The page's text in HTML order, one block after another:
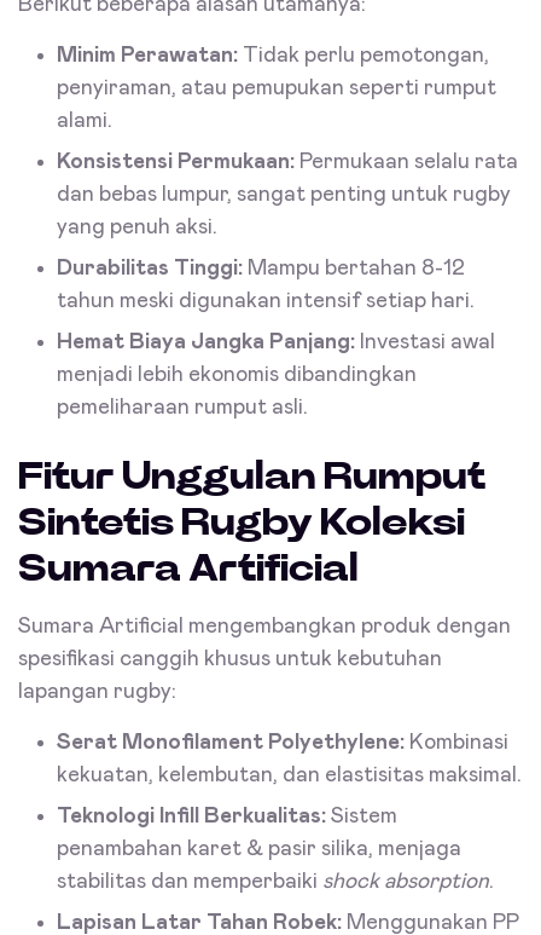
Berikut beberapa alasan utamanya:
Minim Perawatan: Tidak perlu pemotongan,
penyiraman, atau pemupukan seperti rumput
alami.
Konsistensi Permukaan: Permukaan selalu rata
dan bebas lumpur, sangat penting untuk rugby
yang penuh aksi.
Durabilitas Tinggi: Mampu bertahan 8-12
tahun meski digunakan intensif setiap hari.
Hemat Biaya Jangka Panjang: Investasi awal
menjadi lebih ekonomis dibandingkan
pemeliharaan rumput asli.
Fitur Unggulan Rumput
Sintetis Rugby Koleksi
Sumara Artificial
Sumara Artificial mengembangkan produk dengan
spesifikasi canggih khusus untuk kebutuhan
lapangan rugby:
Serat Monofilament Polyethylene: Kombinasi
kekuatan, kelembutan, dan elastisitas maksimal.
Teknologi Infill Berkualitas: Sistem
penambahan karet & pasir silika, menjaga
stabilitas dan memperbaiki shock absorption.
Lapisan Latar Tahan Robek: Menggunakan PP